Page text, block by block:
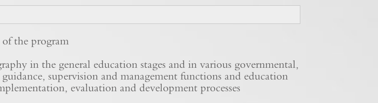
the program:
in the general education stages and in various governmental,
supervision and management functions and education
evaluation and development processes.